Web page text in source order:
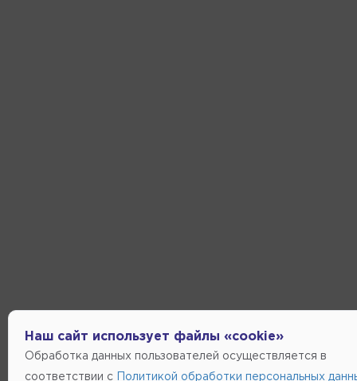
Наш сайт использует файлы «cookie»
Обработка данных пользователей осуществляется в
соответствии с Политикой обработки персональных